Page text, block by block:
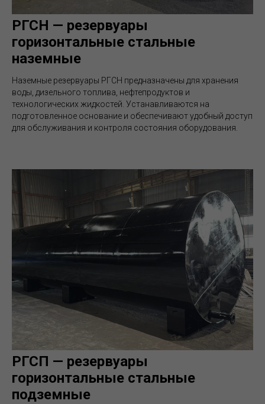
РГСН — резервуары
горизонтальные стальные
наземные
Наземные резервуары РГСН предназначены для хранения
воды, дизельного топлива, нефтепродуктов и
технологических жидкостей. Устанавливаются на
подготовленное основание и обеспечивают удобный доступ
для обслуживания и контроля состояния оборудования.
РГСП — резервуары
горизонтальные стальные
подземные